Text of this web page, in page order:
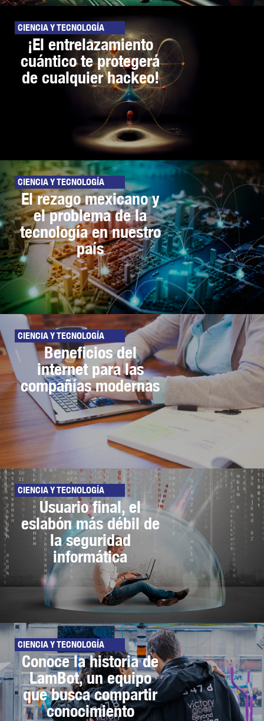
CIENCIA Y TECNOLOGÍA
¡El entrelazamiento
cuántico te protegerá
de cualquier hackeo!
CIENCIA Y TECNOLOGÍA
El rezago mexicano y
el problema de la
tecnología en nuestro
país
CIENCIA Y TECNOLOGÍA
Beneficios del
internet para las
compañías modernas
CIENCIA Y TECNOLOGÍA
Usuario final, el
eslabón más débil de
la seguridad
informática
CIENCIA Y TECNOLOGÍA
Conoce la historia de
LamBot, un equipo
que busca compartir
conocimiento